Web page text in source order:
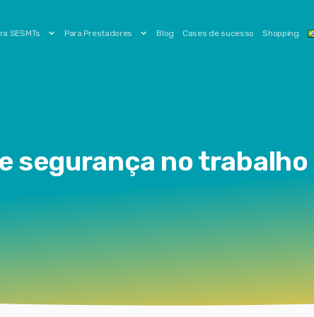
SESMTs Para Prestadores Blog Cases de sucesso Shopping
segurança no trabalho